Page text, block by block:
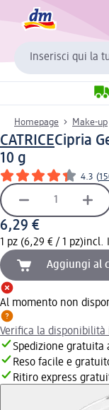
Inserisci qui la
Homepage Make-up
CATRICECipria
10 g
4.3 (
6,29 €
1 pz (6,29 € / 1 pz)incl.
Aggiungi al
Al momento non
Verifica la
Spedizione gratuita
Reso facile e
Ritiro express